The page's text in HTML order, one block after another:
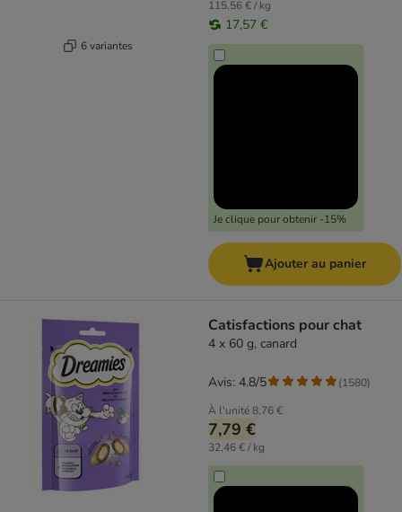
6 variantes
115,56 € / kg
17,57 €
Je clique pour obtenir -15%
Ajouter au panier
Catisfactions pour chat
4 x 60 g, canard
À l'unité8,76 €
7,79 €
32,46 € / kg
Avis: 4.8/5 (1580)